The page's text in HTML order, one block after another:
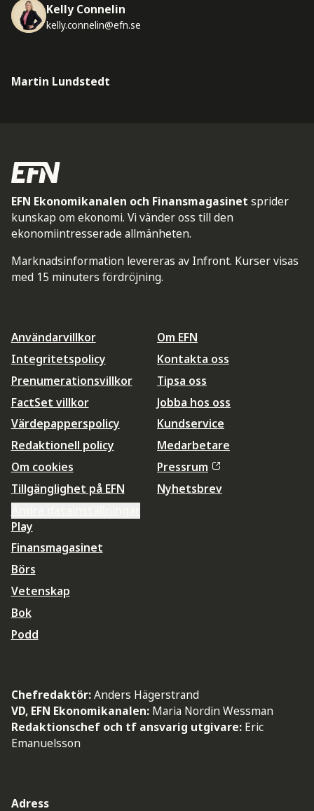
Kelly Connelin
kelly.connelin@efn.se
Martin Lundstedt
EFN Ekonomikanalen och Finansmagasinet sprider
kunskap om ekonomi. Vi vänder oss till den
ekonomiintresserade allmänheten.
Marknadsinformation levereras av Infront. Kurser visas
med 15 minuters fördröjning.
Användarvillkor
Integritetspolicy
Prenumerationsvillkor
FactSet villkor
Värdepapperspolicy
Redaktionell policy
Om cookies
Tillgänglighet på EFN
Om EFN
Kontakta oss
Tipsa oss
Jobba hos oss
Kundservice
Medarbetare
Pressrum
Nyhetsbrev
Play
Finansmagasinet
Börs
Vetenskap
Bok
Podd
Chefredaktör:Anders Hägerstrand
VD, EFN Ekonomikanalen: Maria Nordin Wessman
Redaktionschef och tf ansvarig utgivare: Eric
Emanuelsson
Adress